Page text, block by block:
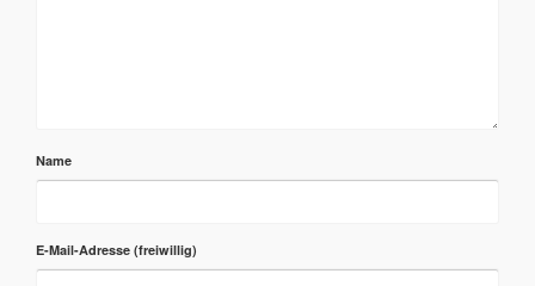
Name
E-Mail-Adresse